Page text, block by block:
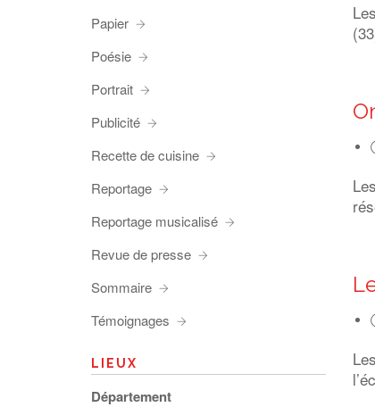
Papier
Poésie
Portrait
Publicité
Recette de cuisine
Reportage
Reportage musicalisé
Revue de presse
Sommaire
Témoignages
LIEUX
Département